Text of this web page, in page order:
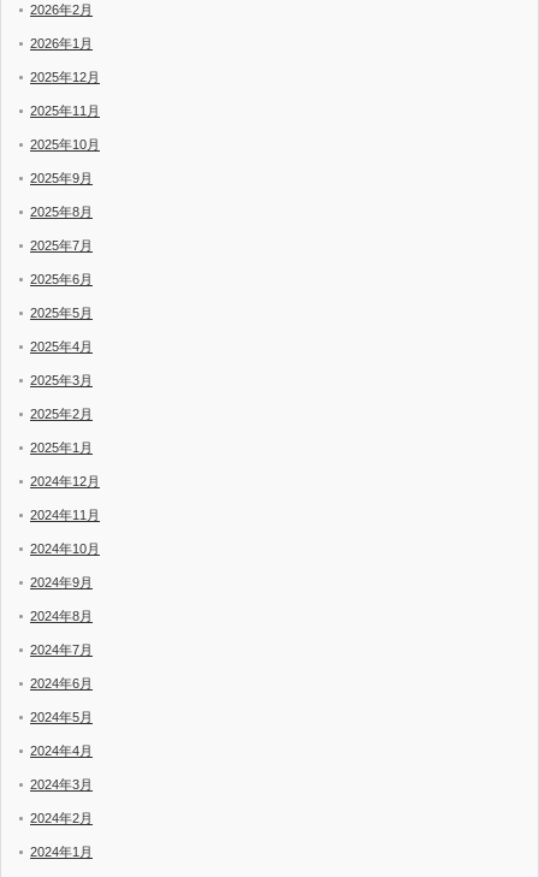
2026年2月
2026年1月
2025年12月
2025年11月
2025年10月
2025年9月
2025年8月
2025年7月
2025年6月
2025年5月
2025年4月
2025年3月
2025年2月
2025年1月
2024年12月
2024年11月
2024年10月
2024年9月
2024年8月
2024年7月
2024年6月
2024年5月
2024年4月
2024年3月
2024年2月
2024年1月